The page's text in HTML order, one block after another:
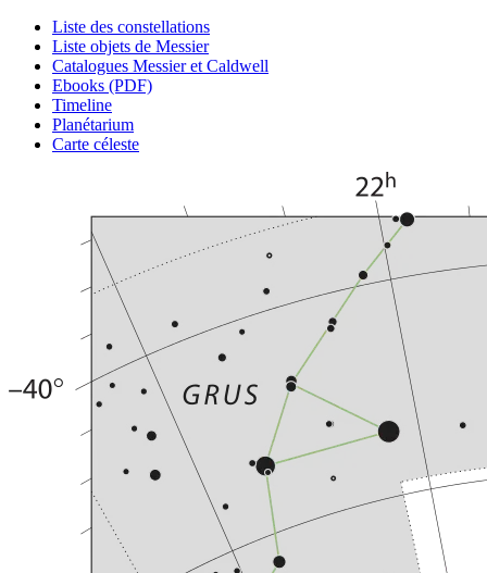
Liste des constellations
Liste objets de Messier
Catalogues Messier et Caldwell
Ebooks (PDF)
Timeline
Planétarium
Carte céleste